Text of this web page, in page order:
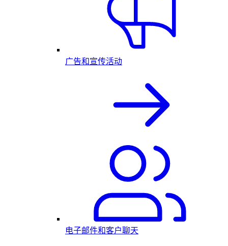
广告和宣传活动
电子邮件和客户聊天